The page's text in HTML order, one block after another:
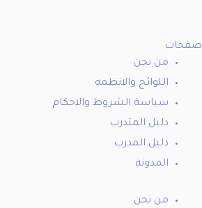
صفحات
من نحن
اللوائح والانظمه
سياسة الشروط والاحكام
دليل المتدرب
دليل المدرب
المدونة
من نحن